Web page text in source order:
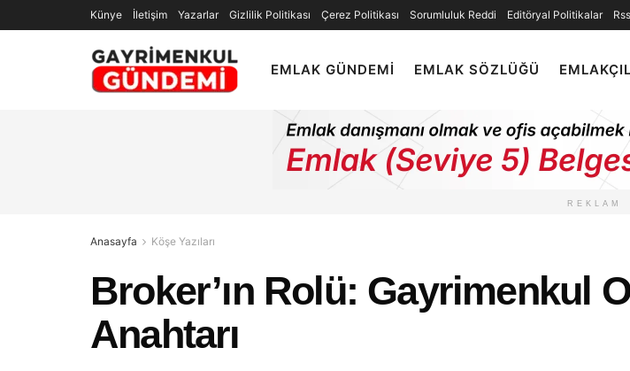
Künye İletişim Yazarlar Gizlilik Politikası Çerez Politikası Sorumluluk Reddi Editöryal Politikalar Rss
EMLAK GÜNDEMI EMLAK SÖZLÜĞÜ
REKLAM
Anasayfa Köşe Yazıları
Broker’ın Rolü: Gayrimenkul
Anahtarı